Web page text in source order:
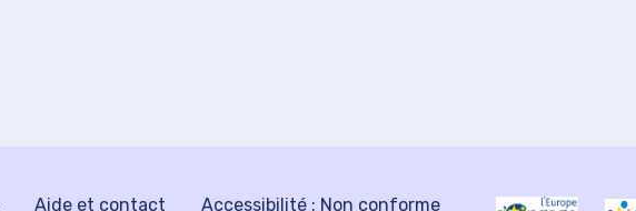
Aide et contact Accessibilité : Non conforme